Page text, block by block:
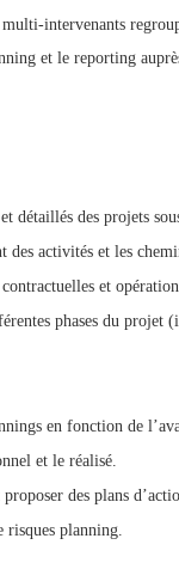
intervenants
et le reporting
détaillés des projets
des activités et les
et
phases du projet
en fonction de
et le réalisé.
des plans
risques planning.